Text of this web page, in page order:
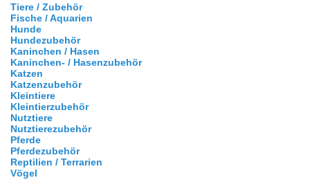
Tiere / Zubehör
Fische / Aquarien
Hunde
Hundezubehör
Kaninchen / Hasen
Kaninchen- / Hasenzubehör
Katzen
Katzenzubehör
Kleintiere
Kleintierzubehör
Nutztiere
Nutztierezubehör
Pferde
Pferdezubehör
Reptilien / Terrarien
Vögel